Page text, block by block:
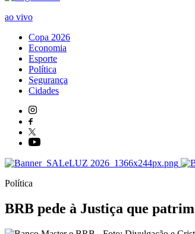
ao vivo
Copa 2026
Economia
Esporte
Política
Segurança
Cidades
Política
BRB pede à Justiça que